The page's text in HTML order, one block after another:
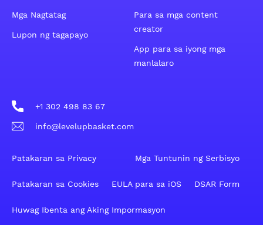
Mga Nagtatag
Lupon ng tagapayo
Para sa mga content
creator
App para sa iyong mga
manlalaro
+1 302 498 83 67
info@levelupbasket.com
Patakaran sa Privacy Mga Tuntunin ng Serbisyo
Patakaran sa Cookies EULA para sa iOS DSAR Form
Huwag Ibenta ang Aking Impormasyon